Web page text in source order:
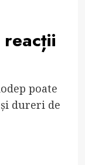
reacții
poate
dureri de